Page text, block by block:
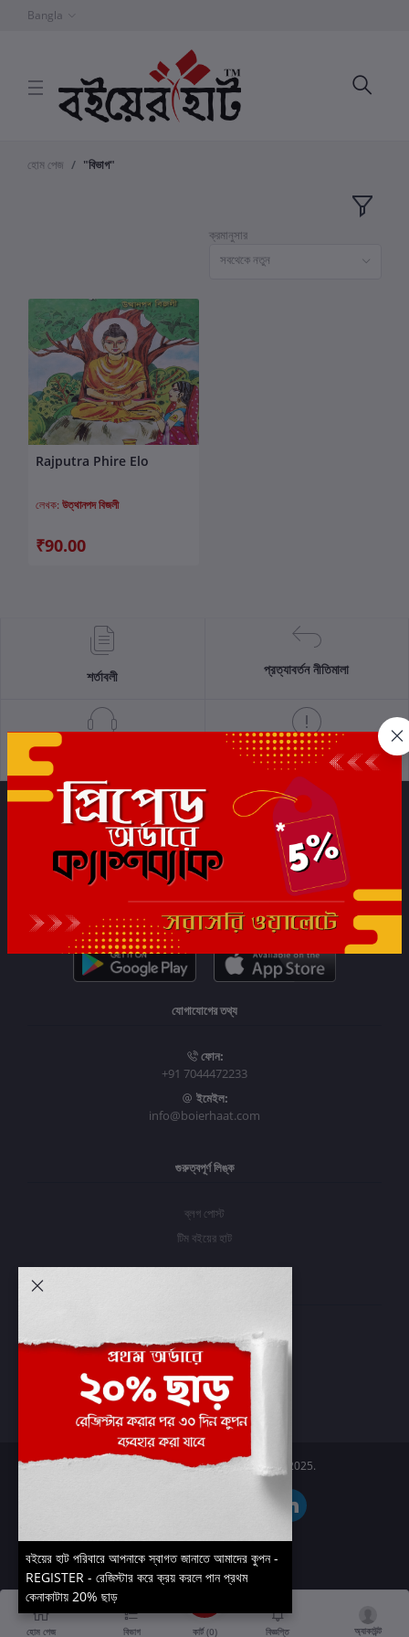
Bangla
হোম পেজ "বিভাগ"
ক্রমানুসার
সবথেকে নতুন
কার্টে যোগ করুন
Rajputra Phire Elo
লেখক: উত্থানপদ বিজলী
₹90.00
শর্তাবলী প্রত্যাবর্তন নীতিমালা
গোপনীয়তা নীতি
সাবস্ক্রাইব
যোগাযোগের তথ্য
ফোন:
+91 7044472233
ইমেইল:
info@boierhaat.com
গুরুত্বপূর্ণ লিঙ্ক
ব্লগ পোস্ট
টিম বইয়ের হাট
প্রবেশ করুন
অর্ডার ইতিহাস
আমার ইচ্ছাগুলি
অর্ডার ট্র্যাকিং
Boier Haat™ | © All rights reserved 2025.
হোম পেজ বিভাগ কার্ট (0) বিজ্ঞপ্তি অ্যাকাউন্ট
বইয়ের হাট পরিবারে আপনাকে স্বাগত জানাতে আমাদের কুপন -
REGISTER - রেজিস্টার করে ক্রয় করলে পান প্রথম
কেনাকাটায় 20% ছাড়